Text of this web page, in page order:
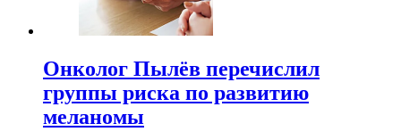
Онколог Пылёв перечислил
группы риска по развитию
меланомы